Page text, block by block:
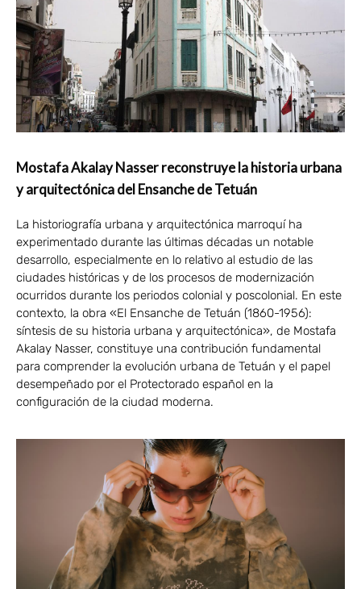
Mostafa Akalay Nasser reconstruye la historia urbana
y arquitectónica del Ensanche de Tetuán
La historiografía urbana y arquitectónica marroquí ha
experimentado durante las últimas décadas un notable
desarrollo, especialmente en lo relativo al estudio de las
ciudades históricas y de los procesos de modernización
ocurridos durante los periodos colonial y poscolonial. En este
contexto, la obra «El Ensanche de Tetuán (1860-1956):
síntesis de su historia urbana y arquitectónica», de Mostafa
Akalay Nasser, constituye una contribución fundamental
para comprender la evolución urbana de Tetuán y el papel
desempeñado por el Protectorado español en la
configuración de la ciudad moderna.